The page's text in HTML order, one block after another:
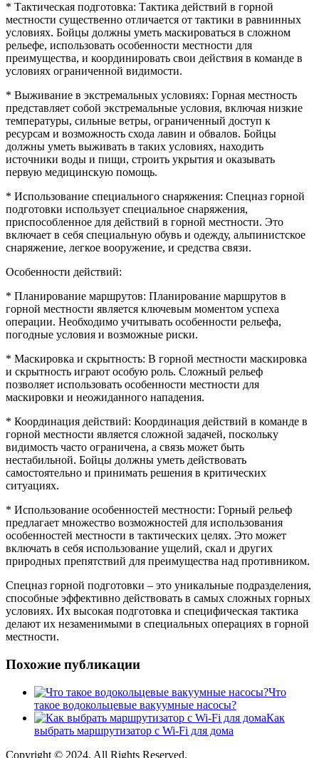
* Тактическая подготовка: Тактика действий в горной
местности существенно отличается от тактики в равнинных
условиях. Бойцы должны уметь маскироваться в сложном
рельефе, использовать особенности местности для
преимущества, и координировать свои действия в команде в
условиях ограниченной видимости.
* Выживание в экстремальных условиях: Горная местность
представляет собой экстремальные условия, включая низкие
температуры, сильные ветры, ограниченный доступ к
ресурсам и возможность схода лавин и обвалов. Бойцы
должны уметь выживать в таких условиях, находить
источники воды и пищи, строить укрытия и оказывать
первую медицинскую помощь.
* Использование специального снаряжения: Спецназ горной
подготовки использует специальное снаряжения,
приспособленное для действий в горной местности. Это
включает в себя специальную обувь и одежду, альпинистское
снаряжение, легкое вооружение, и средства связи.
Особенности действий:
* Планирование маршрутов: Планирование маршрутов в
горной местности является ключевым моментом успеха
операции. Необходимо учитывать особенности рельефа,
погодные условия и возможные риски.
* Маскировка и скрытность: В горной местности маскировка
и скрытность играют особую роль. Сложный рельеф
позволяет использовать особенности местности для
маскировки и неожиданного нападения.
* Координация действий: Координация действий в команде в
горной местности является сложной задачей, поскольку
видимость часто ограничена, а связь может быть
нестабильной. Бойцы должны уметь действовать
самостоятельно и принимать решения в критических
ситуациях.
* Использование особенностей местности: Горный рельеф
предлагает множество возможностей для использования
особенностей местности в тактических целях. Это может
включать в себя использование ущелий, скал и других
природных препятствий для преимущества над противником.
Спецназ горной подготовки – это уникальные подразделения,
способные эффективно действовать в самых сложных горных
условиях. Их высокая подготовка и специфическая тактика
делают их незаменимыми в специальных операциях в горной
местности.
Похожие публикации
Что
такое водокольцевые вакуумные насосы?
Как
выбрать маршрутизатор с Wi-Fi для дома
Copyright © 2024. All Rights Reserved.